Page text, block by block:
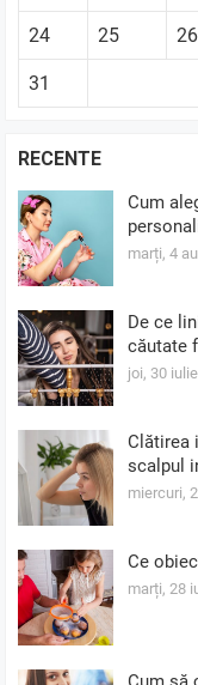
24 25 26
31
RECENTE
Cum
marți, 4
De ce
căutate
joi, 30
Clătirea
scalpul
miercuri,
Ce
marți, 28